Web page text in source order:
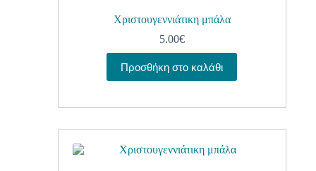
Χριστουγεννιάτικη μπάλα
5.00€
Προσθήκη στο καλάθι